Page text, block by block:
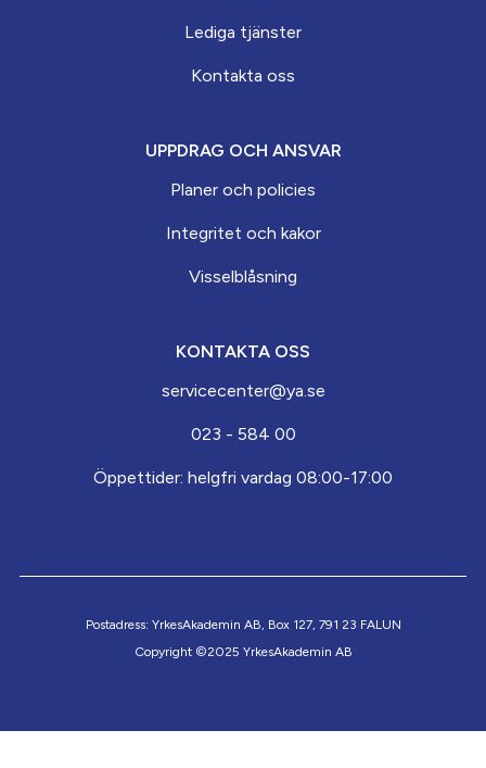
Lediga tjänster
Kontakta oss
UPPDRAG OCH ANSVAR
Planer och policies
Integritet och kakor
Visselblåsning
KONTAKTA OSS
servicecenter@ya.se
023 - 584 00
Öppettider: helgfri vardag 08:00-17:00
Copyright ©2025 YrkesAkademin AB
Postadress: YrkesAkademin AB, Box 127, 791 23 FALUN